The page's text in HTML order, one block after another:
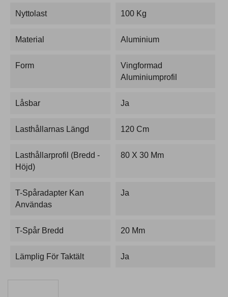
Nyttolast 100 Kg
Material Aluminium
Form
Vingformad
Aluminiumprofil
Låsbar Ja
Lasthållarnas Längd 120 Cm
Lasthållarprofil (bredd -
Höjd)
80 X 30 Mm
T-Spåradapter Kan
Användas
Ja
T-Spår Bredd 20 Mm
Lämplig För Taktält Ja